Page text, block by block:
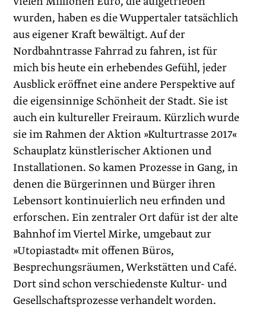
wurden, haben es die Wuppertaler tatsächlich
aus eigener Kraft bewältigt. Auf der
Nordbahntrasse Fahrrad zu fahren, ist für
mich bis heute ein erhebendes Gefühl, jeder
Ausblick eröffnet eine andere Perspek­tive auf
die eigensinnige Schönheit der Stadt. Sie ist
auch ein kultureller Freiraum. Kürzlich wurde
sie im Rahmen der Aktion »Kulturtrasse 2017«
Schauplatz künstlerischer Aktionen und
Installationen. So kamen Prozesse in Gang, in
denen die Bürgerinnen und Bürger ihren
Lebensort kontinuierlich neu erfinden und
erforschen. Ein zentraler Ort dafür ist der alte
Bahnhof im Viertel Mirke, umgebaut zur
»Utopiastadt« mit offenen Büros,
Besprechungsräumen, Werkstätten und Café.
Dort sind schon verschiedenste Kultur- und
Gesellschaftsprozesse verhandelt worden.